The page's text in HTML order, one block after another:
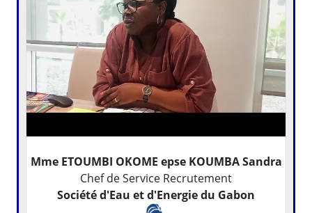
Mme ETOUMBI OKOME epse KOUMBA Sandra
Chef de Service Recrutement
Société d'Eau et d'Energie du Gabon